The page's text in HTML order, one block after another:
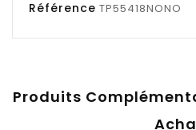
Référence TP55418NONO
Produits